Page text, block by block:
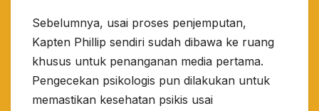
Sebelumnya, usai proses penjemputan,
Kapten Phillip sendiri sudah dibawa ke ruang
khusus untuk penanganan media pertama.
Pengecekan psikologis pun dilakukan untuk
memastikan kesehatan psikis usai